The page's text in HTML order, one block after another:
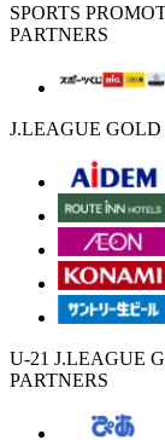
SPORTS
PARTNERS
J.LEAGUE GOLD
U-21 J.LEAGUE
PARTNERS